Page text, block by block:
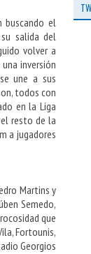
buscando el
salida del
volver a
inversión
une a sus
todos con
en la Liga
resto de la
a jugadores
Martins y
Semedo,
que
Fortounis,
Georgios